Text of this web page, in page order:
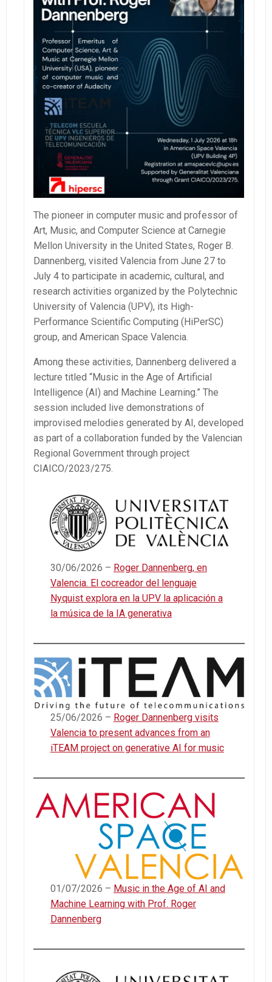
The pioneer in computer music and professor of
Art, Music, and Computer Science at Carnegie
Mellon University in the United States, Roger B.
Dannenberg, visited Valencia from June 27 to
July 4 to participate in academic, cultural, and
research activities organized by the Polytechnic
University of Valencia (UPV), its High-
Performance Scientific Computing (HiPerSC)
group, and American Space Valencia.
Among these activities, Dannenberg delivered a
lecture titled “Music in the Age of Artificial
Intelligence (AI) and Machine Learning.” The
session included live demonstrations of
improvised melodies generated by AI, developed
as part of a collaboration funded by the Valencian
Regional Government through project
CIAICO/2023/275.
30/06/2026 – Roger Dannenberg, en
Valencia. El cocreador del lenguaje
Nyquist explora en la UPV la aplicación a
la música de la IA generativa
25/06/2026 – Roger Dannenberg visits
Valencia to present advances from an
iTEAM project on generative AI for music
01/07/2026 – Music in the Age of AI and
Machine Learning with Prof. Roger
Dannenberg